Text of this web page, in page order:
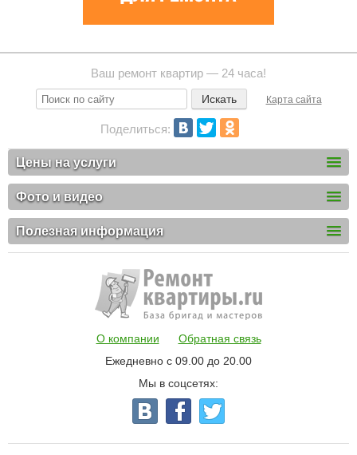
Ваш ремонт квартир — 24 часа!
Карта сайта
Поделиться:
Цены на услуги
Фото и видео
Полезная информация
О компании
Обратная связь
Ежедневно с 09.00 до 20.00
Мы в соцсетях: